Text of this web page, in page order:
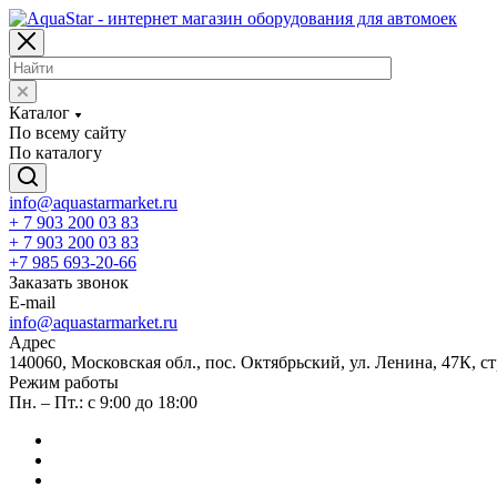
Каталог
По всему сайту
По каталогу
info@aquastarmarket.ru
+ 7 903 200 03 83
+ 7 903 200 03 83
+7 985 693-20-66
Заказать звонок
E-mail
info@aquastarmarket.ru
Адрес
140060, Московская обл., пос. Октябрьский, ул. Ленина, 47К,
Режим работы
Пн. – Пт.: с 9:00 до 18:00